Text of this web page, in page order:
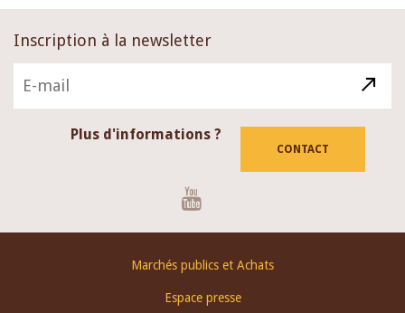
Inscription à la newsletter
Plus d'informations ?
CONTACT
Marchés publics et Achats
Espace presse